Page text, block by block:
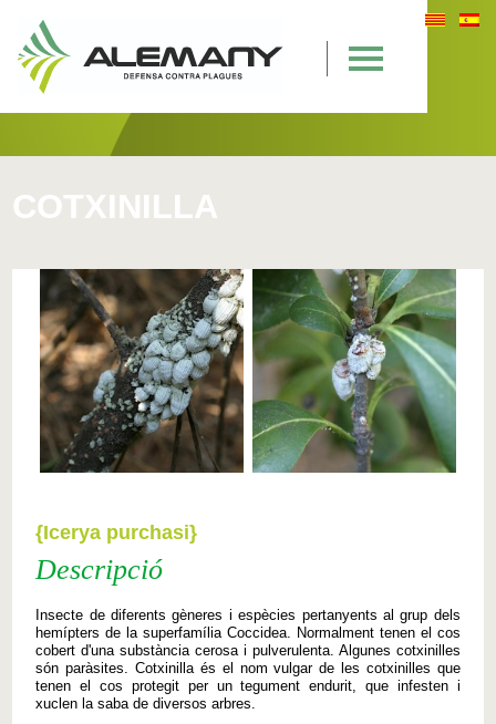
COTXINILLA
{Icerya purchasi}
Descripció
Insecte de diferents gèneres i espècies pertanyents al grup dels
hemípters de la superfamília Coccidea. Normalment tenen el cos
cobert d'una substància cerosa i pulverulenta. Algunes cotxinilles
són paràsites. Cotxinilla és el nom vulgar de les cotxinilles que
tenen el cos protegit per un tegument endurit, que infesten i
xuclen la saba de diversos arbres.